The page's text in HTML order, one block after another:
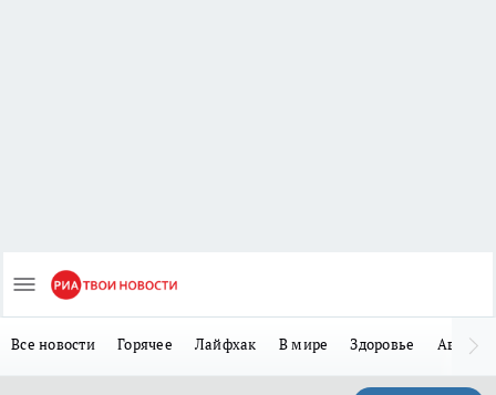
Все новости Горячее Лайфхак В мире Здоровье Авто